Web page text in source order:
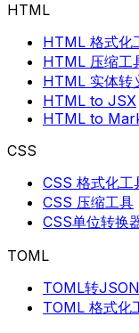
HTML
HTML 格式化
HTML 压缩工
HTML 实体转
HTML to JSX
HTML to
CSS
CSS 格式化工
CSS 压缩工具
CSS单位转换
TOML
TOML转JSON
TOML 格式化